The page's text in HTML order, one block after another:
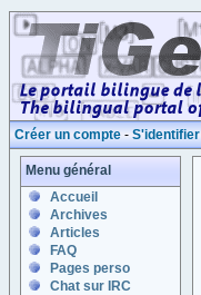
Créer un compte - S'identifier
Menu général
Accueil
Archives
Articles
FAQ
Pages perso
Chat sur IRC